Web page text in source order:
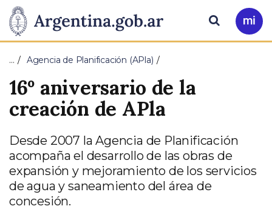
Presidencia
de
la
Nación
Pasar al contenido principal
Ir
a
Buscar
… Agencia de Planificación (APla)
16º aniversario de la
creación de APla
Desde 2007 la Agencia de Planificación
acompaña el desarrollo de las obras de
expansión y mejoramiento de los servicios
de agua y saneamiento del área de
concesión.